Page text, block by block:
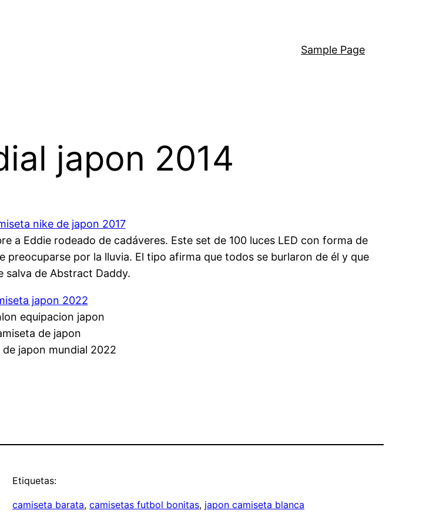
Sample Page
japon 2014
a Eddie rodeado de cadáveres. Este set de 100 luces LED con forma de
por la lluvia. El tipo afirma que todos se burlaron de él y que
salva de Abstract Daddy.
Etiquetas:
camiseta barata, camisetas futbol bonitas, japon camiseta blanca